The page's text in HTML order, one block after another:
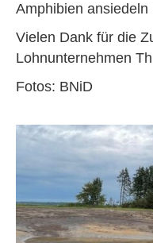
Amphibien ansiedeln
Vielen Dank für die
Lohnunternehmen
Fotos: BNiD